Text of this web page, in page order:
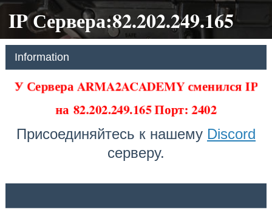
IP Сервера:82.202.249.165
Information
У Сервера ARMA2ACADEMY сменился IP
на 82.202.249.165 Порт: 2402
Присоединяйтесь к нашему Discord
серверу.